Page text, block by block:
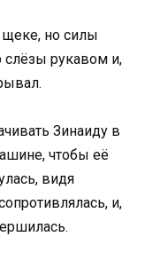
щеке, но силы
слёзы рукавом и,
Зинаиду в
чтобы её
видя
и,